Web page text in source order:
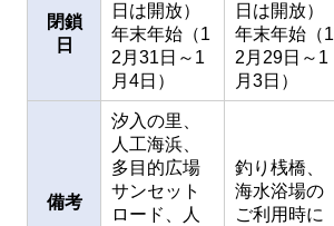
閉鎖
日
日は開放）
年末年始（1
2月31日～1
月4日）
日は開放）
年末年始（1
2月29日～1
月3日）
備考
汐入の里、
人工海浜、
多目的広場
サンセット
ロード、人
釣り桟橋、
海水浴場の
ご利用時に